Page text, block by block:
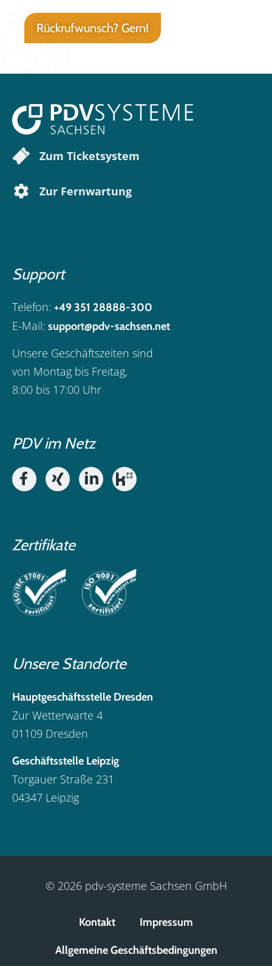
Rückrufwunsch? Gern!
Zum Ticketsystem
Zur Fernwartung
Support
Telefon: +49 351 28888-300
E-Mail: support@pdv-sachsen.net
Unsere Geschäftszeiten sind
von Montag bis Freitag,
8:00 bis 17:00 Uhr
PDV im Netz
Zertifikate
Unsere Standorte
Hauptgeschäftsstelle Dresden
Zur Wetterwarte 4
01109 Dresden
Geschäftsstelle Leipzig
Torgauer Straße 231
04347 Leipzig
© 2026 pdv-systeme Sachsen GmbH
Kontakt Impressum
Allgemeine Geschäftsbedingungen